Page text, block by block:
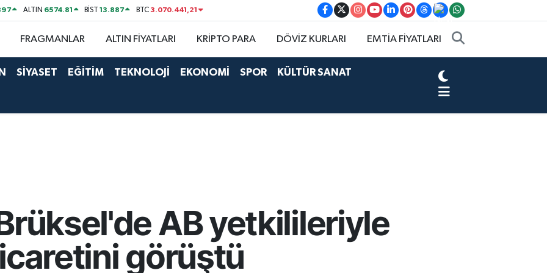
ALTIN 6574.81 BİST13.887 BTC3.070.441,21
FRAGMANLAR ALTIN FİYATLARI KRİPTO PARA DÖVİZ KURLARI EMTİA FİYATLARI
SİYASET EĞİTİM TEKNOLOJİ EKONOMİ SPOR KÜLTÜR SANAT
AB yetkilileriyle
görüştü